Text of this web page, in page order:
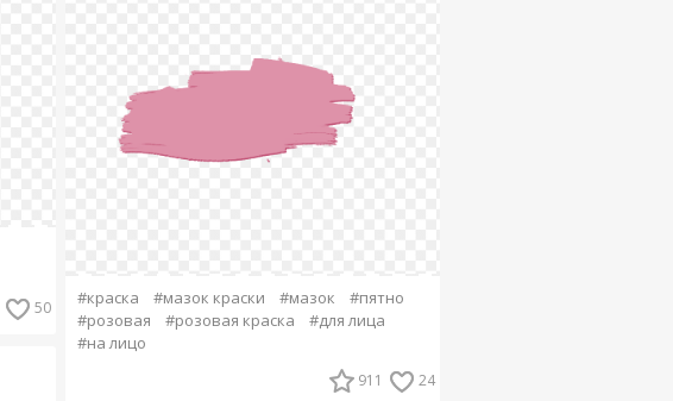
50 #краска #мазок краски #мазок
#пятно
#розовая
#розовая краска
#для лица
#на лицо
911 24